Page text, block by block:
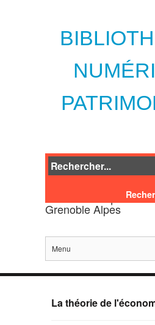
des bibliothèques de
Grenoble Alpes
Menu
La théorie de